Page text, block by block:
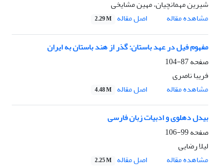
شیرین مهمانچیان، مهین مشایخی
مشاهده مقاله
اصل مقاله 2.29 M
مفهوم فیل در عهد باستان: گذر از هند باستان به ایران
صفحه87-104
فریبا ناصری
مشاهده مقاله
اصل مقاله 4.48 M
بیدل دهلوی و ادبیات زبان فارسی
صفحه99-106
لیلا رضایی
مشاهده مقاله
اصل مقاله 2.25 M